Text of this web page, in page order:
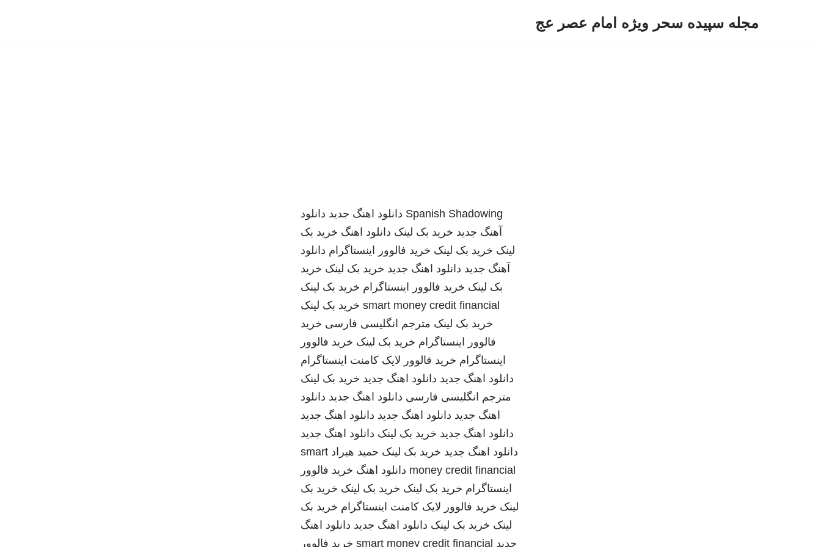
مجله سپیده سحر ویژه امام عصر عج
Spanish Shadowing دانلود اهنگ جدید دانلود
آهنگ جدید خرید بک لینک دانلود اهنگ خرید بک
لینک خرید بک لینک خرید فالوور اینستاگرام دانلود
آهنگ جدید دانلود اهنگ جدید خرید بک لینک خرید
بک لینک خرید فالوور اینستاگرام خرید بک لینک
smart money credit financial خرید بک لینک
خرید بک لینک مترجم انگلیسی فارسی خرید
فالوور اینستاگرام خرید بک لینک خرید فالوور
اینستاگرام خرید فالوور لایک کامنت اینستاگرام
دانلود اهنگ جدید دانلود اهنگ جدید خرید بک لینک
مترجم انگلیسی فارسی دانلود اهنگ جدید دانلود
اهنگ جدید دانلود اهنگ جدید دانلود اهنگ جدید
دانلود اهنگ جدید خرید بک لینک دانلود اهنگ جدید
دانلود اهنگ جدید خرید بک لینک حمید هیراد smart
money credit financial دانلود اهنگ خرید فالوور
اینستاگرام خرید بک لینک خرید بک لینک خرید بک
لینک خرید فالوور لایک کامنت اینستاگرام خرید بک
لینک خرید بک لینک دانلود اهنگ جدید دانلود اهنگ
جدید smart money credit financial خرید فالوور